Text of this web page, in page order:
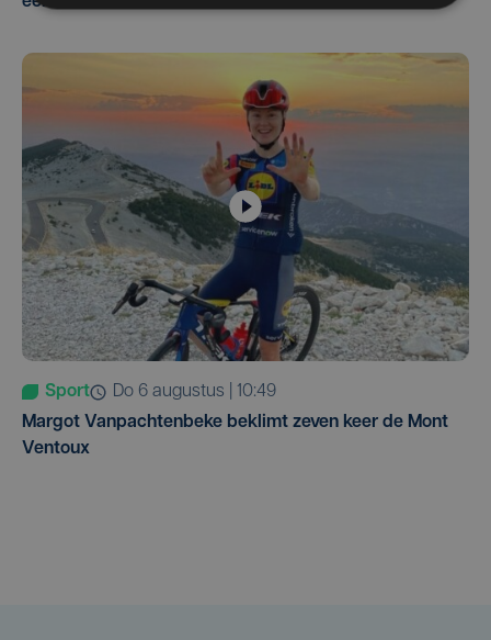
Sport
do 6 augustus | 10:49
Margot Vanpachtenbeke beklimt zeven keer de Mont
Ventoux